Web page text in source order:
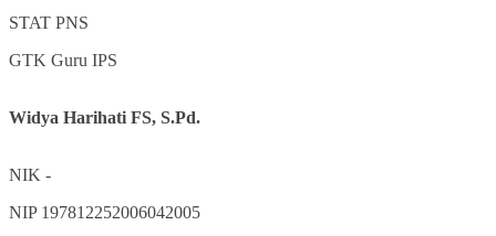
STAT PNS
GTK Guru IPS
Widya Harihati FS, S.Pd.
NIK -
NIP 197812252006042005